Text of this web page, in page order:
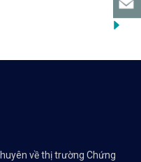
về thị trường Chứng